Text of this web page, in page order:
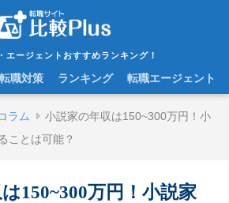
エージェントおすすめランキング！
転職対策 ランキング 転職エージェント
ラム
小説家の年収は150~300万円！小
ことは可能？
150~300万円！小説家